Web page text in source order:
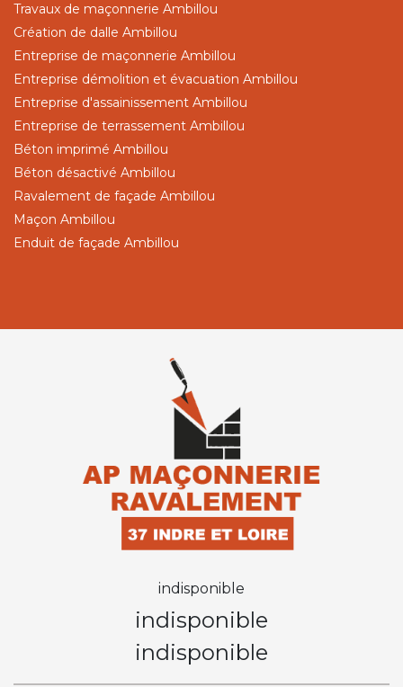
Travaux de maçonnerie Ambillou
Création de dalle Ambillou
Entreprise de maçonnerie Ambillou
Entreprise démolition et évacuation Ambillou
Entreprise d'assainissement Ambillou
Entreprise de terrassement Ambillou
Béton imprimé Ambillou
Béton désactivé Ambillou
Ravalement de façade Ambillou
Maçon Ambillou
Enduit de façade Ambillou
indisponible
indisponible
indisponible